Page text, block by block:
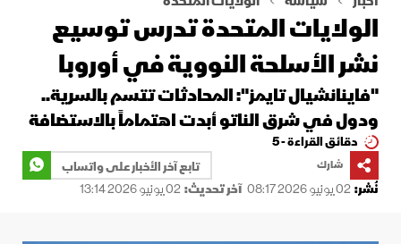
الولايات المتحدة تدرس توسيع
نشر الأسلحة النووية في أوروبا
"فاينانشيال تايمز": المحادثات تتسم بالسرية..
ودول في شرق الناتو أبدت اهتماماً بالاستضافة
دقائق القراءة - 5
شارك
تابع آخر الأخبار على واتساب
نُشر:02 يونيو 2026 08:17 آخر تحديث:02 يونيو 2026 13:14